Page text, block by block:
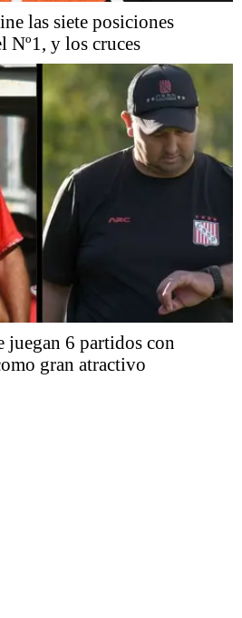
las siete posiciones
Nº1, y los cruces
juegan 6 partidos con
gran atractivo